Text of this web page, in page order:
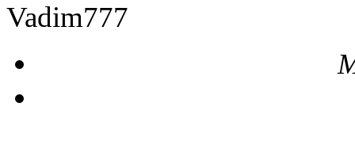
Vadim777